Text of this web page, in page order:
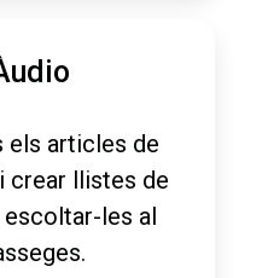
articles de
crear llistes de
les al